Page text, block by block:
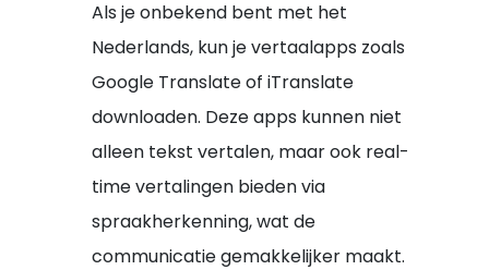
Als je onbekend bent met het
Nederlands, kun je vertaalapps zoals
Google Translate of iTranslate
downloaden. Deze apps kunnen niet
alleen tekst vertalen, maar ook real-
time vertalingen bieden via
spraakherkenning, wat de
communicatie gemakkelijker maakt.